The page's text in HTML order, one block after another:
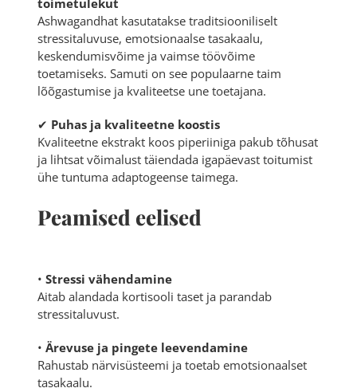
toimetulekut
Ashwagandhat kasutatakse traditsiooniliselt
stressitaluvuse, emotsionaalse tasakaalu,
keskendumisvõime ja vaimse töövõime
toetamiseks. Samuti on see populaarne taim
lõõgastumise ja kvaliteetse une toetajana.
✔ Puhas ja kvaliteetne koostis
Kvaliteetne ekstrakt koos piperiiniga pakub tõhusat
ja lihtsat võimalust täiendada igapäevast toitumist
ühe tuntuma adaptogeense taimega.
Peamised eelised
• Stressi vähendamine
Aitab alandada kortisooli taset ja parandab
stressitaluvust.
• Ärevuse ja pingete leevendamine
Rahustab närvisüsteemi ja toetab emotsionaalset
tasakaalu.